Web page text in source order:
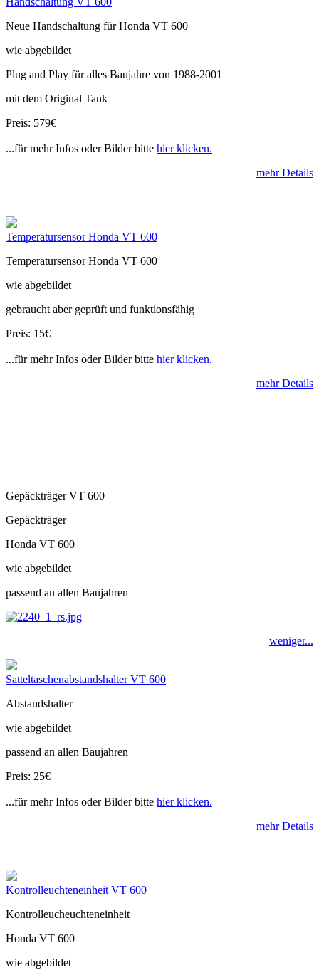
Neue Handschaltung für Honda VT 600
wie abgebildet
Plug and Play für alles Baujahre von 1988-2001
mit dem Original Tank
Preis: 579€
...für mehr Infos oder Bilder bitte hier klicken.
mehr Details
Temperatursensor Honda VT 600
Temperatursensor Honda VT 600
wie abgebildet
gebraucht aber geprüft und funktionsfähig
Preis: 15€
...für mehr Infos oder Bilder bitte hier klicken.
mehr Details
Gepäckträger VT 600
Gepäckträger
Honda VT 600
wie abgebildet
passend an allen Baujahren
weniger...
Satteltaschenabstandshalter VT 600
Abstandshalter
wie abgebildet
passend an allen Baujahren
Preis: 25€
...für mehr Infos oder Bilder bitte hier klicken.
mehr Details
Kontrolleuchteneinheit VT 600
Kontrolleucheuchteneinheit
Honda VT 600
wie abgebildet